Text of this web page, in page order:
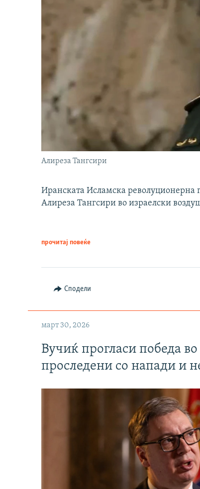
Алиреза Тангсири
Иранската Исламска револуционерна
Алиреза Тангсири во израелски
прочитај повеќе
Сподели
март 30, 2026
Вучиќ прогласи победа
проследени со напади и